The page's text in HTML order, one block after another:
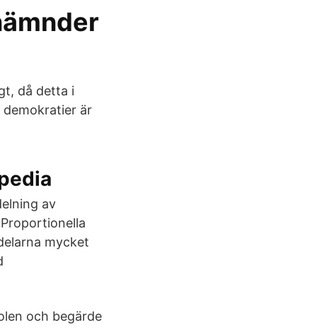
då detta i
är
av
mycket
och begärde